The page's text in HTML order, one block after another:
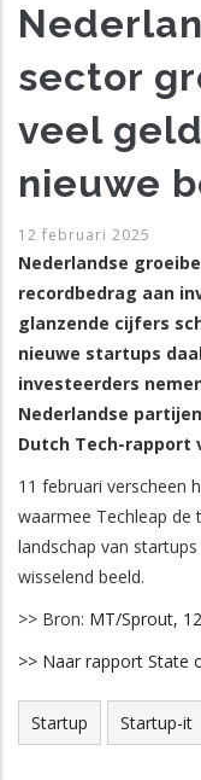
sector
veel
nieuwe
12 februari 2025
Nederlandse
recordbedrag aan
glanzende cijfers
nieuwe startups
investeerders
Nederlandse
Dutch Tech-rapport
11 februari verscheen
waarmee Techleap
landschap van
wisselend beeld.
>> Bron: MT/Sprout,
>> Naar rapport State
Startup Startup-it